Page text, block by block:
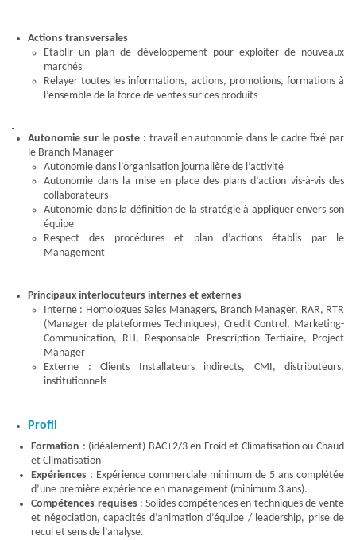
Actions transversales
Etablir un plan de développement pour exploiter de nouveaux
marchés
Relayer toutes les informations, actions, promotions, formations à
l’ensemble de la force de ventes sur ces produits
Autonomie sur le poste : travail en autonomie dans le cadre fixé par
le Branch Manager
Autonomie dans l’organisation journalière de l’activité
Autonomie dans la mise en place des plans d’action vis-à-vis des
collaborateurs
Autonomie dans la définition de la stratégie à appliquer envers son
équipe
Respect des procédures et plan d’actions établis par le
Management
Principaux interlocuteurs internes et externes
Interne : Homologues Sales Managers, Branch Manager, RAR, RTR
(Manager de plateformes Techniques), Credit Control, Marketing-
Communication, RH, Responsable Prescription Tertiaire, Project
Manager
Externe : Clients Installateurs indirects, CMI, distributeurs,
institutionnels
Profil
Formation : (idéalement) BAC+2/3 en Froid et Climatisation ou Chaud
et Climatisation
Expériences : Expérience commerciale minimum de 5 ans complétée
d’une première expérience en management (minimum 3 ans).
Compétences requises: Solides compétences en techniques de vente
et négociation, capacités d’animation d’équipe / leadership, prise de
recul et sens de l’analyse.